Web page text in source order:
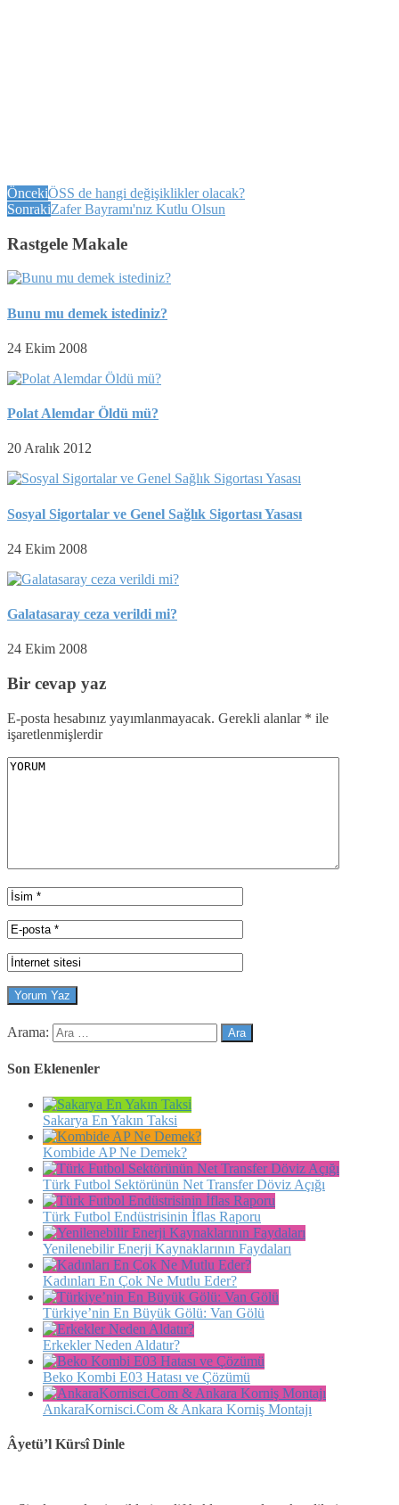
ÖncekiÖSS de hangi değişiklikler olacak?
SonrakiZafer Bayramı'nız Kutlu Olsun
Rastgele Makale
Bunu mu demek istediniz?
24 Ekim 2008
Polat Alemdar Öldü mü?
20 Aralık 2012
Sosyal Sigortalar ve Genel Sağlık Sigortası Yasası
24 Ekim 2008
Galatasaray ceza verildi mi?
24 Ekim 2008
Bir cevap yaz
E-posta hesabınız yayımlanmayacak. Gerekli alanlar * ile
işaretlenmişlerdir
Arama:
Son Eklenenler
Sakarya En Yakın Taksi
Kombide AP Ne Demek?
Türk Futbol Sektörünün Net Transfer Döviz Açığı
Türk Futbol Endüstrisinin İflas Raporu
Yenilenebilir Enerji Kaynaklarının Faydaları
Kadınları En Çok Ne Mutlu Eder?
Türkiye’nin En Büyük Gölü: Van Gölü
Erkekler Neden Aldatır?
Beko Kombi E03 Hatası ve Çözümü
AnkaraKornisci.Com & Ankara Korniş Montajı
Âyetü’l Kürsî Dinle